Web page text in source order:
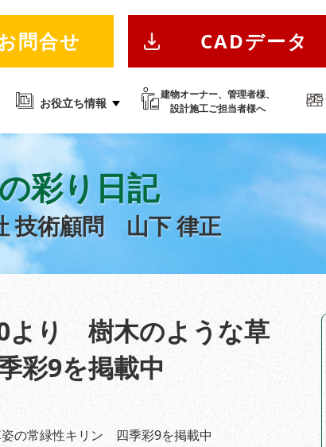
問合せ CADデータ
お役立ち情報
建物オーナー、管理者様、
設計施工ご担当者様へ
彩り日記
技術顧問 山下 律正
り 樹木のような草
彩9を掲載中
常緑性キリン 四季彩9を掲載中